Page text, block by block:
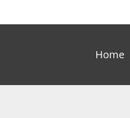
Home